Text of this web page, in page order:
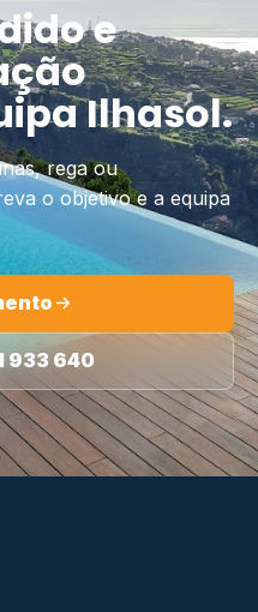
e
Ilhasol.
rega ou
o objetivo e a equipa
933 640